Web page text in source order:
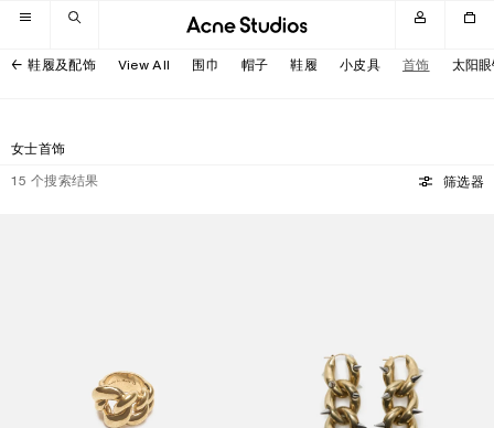
跳转至导航
跳转至主内容区域
跳转至页脚
鞋履及配饰 View All 围巾 帽子 鞋履 小皮具 首饰 太阳
女士首饰
15 个搜索结果 筛选器